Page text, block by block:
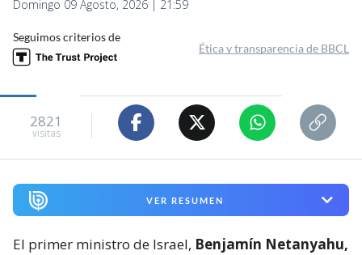
Domingo 09 Agosto, 2026 | 21:59
Seguimos criterios de
Ética y transparencia de BBCL
2821
visitas
VER RESUMEN
El primer ministro de Israel, Benjamín Netanyahu,